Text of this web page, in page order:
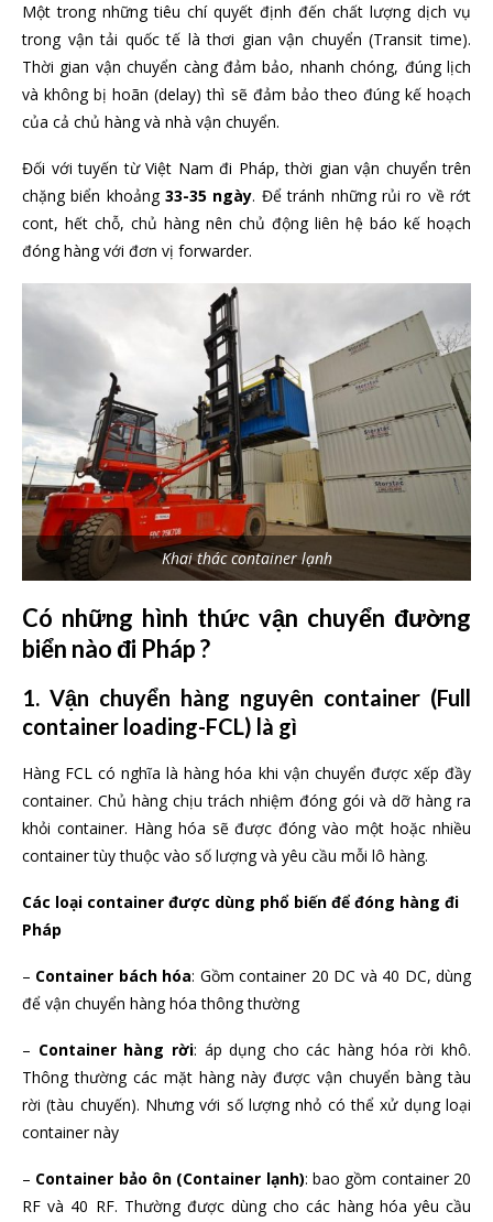
Một trong những tiêu chí quyết định đến chất lượng dịch vụ
trong vận tải quốc tế là thơi gian vận chuyển (Transit time).
Thời gian vận chuyển càng đảm bảo, nhanh chóng, đúng lịch
và không bị hoãn (delay) thì sẽ đảm bảo theo đúng kế hoạch
của cả chủ hàng và nhà vận chuyển.
Đối với tuyến từ Việt Nam đi Pháp, thời gian vận chuyển trên
chặng biển khoảng33-35 ngày. Để tránh những rủi ro về rớt
cont, hết chỗ, chủ hàng nên chủ động liên hệ báo kế hoạch
đóng hàng với đơn vị forwarder.
Khai thác container lạnh
Có những hình thức vận chuyển đường
biển nào đi Pháp ?
1. Vận chuyển hàng nguyên container (Full
container loading-FCL) là gì
Hàng FCL có nghĩa là hàng hóa khi vận chuyển được xếp đầy
container. Chủ hàng chịu trách nhiệm đóng gói và dỡ hàng ra
khỏi container. Hàng hóa sẽ được đóng vào một hoặc nhiều
container tùy thuộc vào số lượng và yêu cầu mỗi lô hàng.
Các loại container được dùng phổ biến để đóng hàng đi
Pháp
– Container bách hóa: Gồm container 20 DC và 40 DC, dùng
để vận chuyển hàng hóa thông thường
– Container hàng rời: áp dụng cho các hàng hóa rời khô.
Thông thường các mặt hàng này được vận chuyển bàng tàu
rời (tàu chuyến). Nhưng với số lượng nhỏ có thể xử dụng loại
container này
– Container bảo ôn (Container lạnh): bao gồm container 20
RF và 40 RF. Thường được dùng cho các hàng hóa yêu cầu